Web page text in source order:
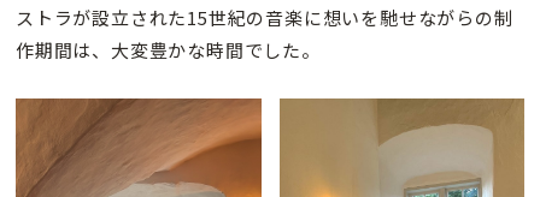
ストラが設立された15世紀の音楽に想いを馳せながらの制
作期間は、大変豊かな時間でした。